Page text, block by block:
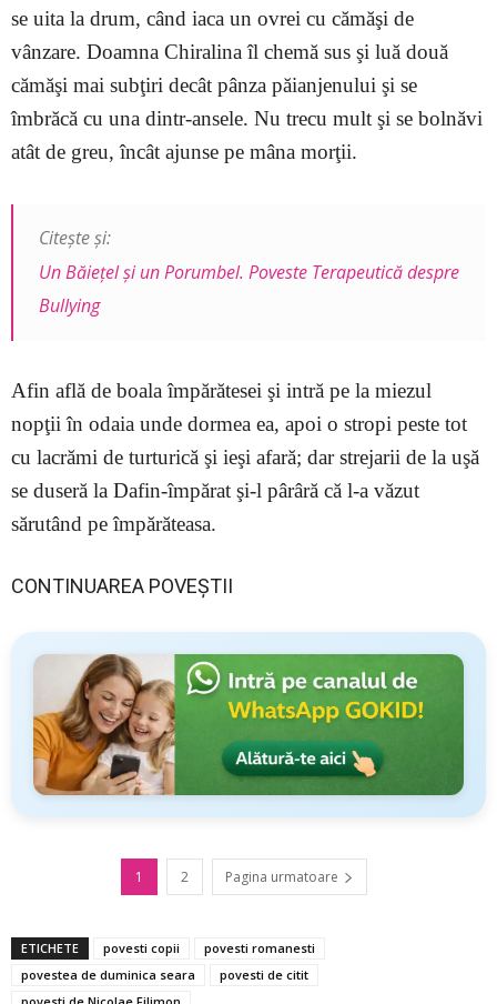
se uita la drum, când iaca un ovrei cu cămăşi de
vânzare. Doamna Chiralina îl chemă sus şi luă două
cămăşi mai subţiri decât pânza păianjenului şi se
îmbrăcă cu una dintr-ansele. Nu trecu mult şi se bolnăvi
atât de greu, încât ajunse pe mâna morţii.
Citește și:
Un Băiețel și un Porumbel. Poveste Terapeutică despre
Bullying
Afin află de boala împărătesei şi intră pe la miezul
nopţii în odaia unde dormea ea, apoi o stropi peste tot
cu lacrămi de turturică şi ieşi afară; dar strejarii de la uşă
se duseră la Dafin-împărat şi-l pârâră că l-a văzut
sărutând pe împărăteasa.
CONTINUAREA POVEȘTII
1 2 Pagina urmatoare
ETICHETE povesti copii
povesti romanesti
povestea de duminica seara
povesti de citit